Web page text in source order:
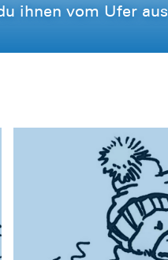
ihnen vom Ufer aus